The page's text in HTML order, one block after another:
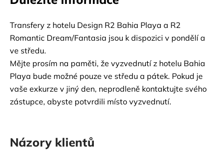
Transfery z hotelu Design R2 Bahia Playa a R2
Romantic Dream/Fantasia jsou k dispozici v pondělí a
ve středu.
Mějte prosím na paměti, že vyzvednutí z hotelu Bahia
Playa bude možné pouze ve středu a pátek. Pokud je
vaše exkurze v jiný den, neprodleně kontaktujte svého
zástupce, abyste potvrdili místo vyzvednutí.
Názory klientů